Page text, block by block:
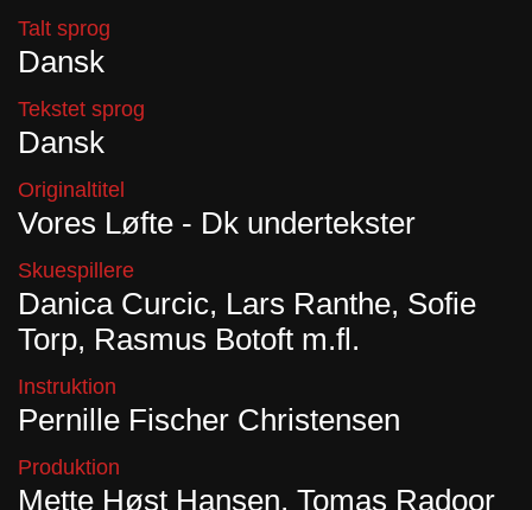
Talt sprog
Dansk
Tekstet sprog
Dansk
Originaltitel
Vores Løfte - Dk undertekster
Skuespillere
Danica Curcic, Lars Ranthe, Sofie
Torp, Rasmus Botoft m.fl.
Instruktion
Pernille Fischer Christensen
Produktion
Mette Høst Hansen, Tomas Radoor